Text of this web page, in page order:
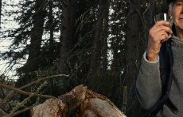
Product